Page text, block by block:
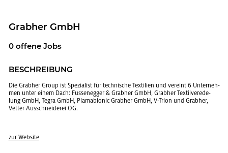
Grab­her GmbH
0 of­fe­ne Jobs
BE­SCHREI­BUNG
Die Grab­her Group ist Spe­zia­list für tech­ni­sche Tex­ti­li­en und ver­eint 6 Un­ter­neh­
men unter einem Dach: Fus­sen­eg­ger & Grab­her GmbH, Grab­her Tex­til­ver­ede­
lung GmbH, Tegra GmbH, Pla­ma­bio­nic Grab­her GmbH, V-Trion und Grab­her,
Vet­ter Aus­schnei­de­rei OG.
zur Web­site